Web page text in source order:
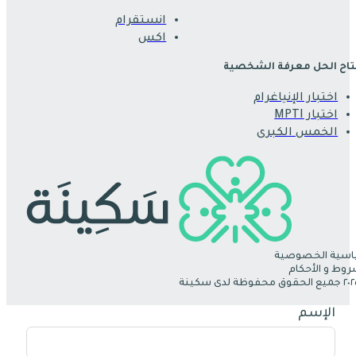
انستقرام
اكس
الحل معرفة الشخصية
اختبار الإنياغرام
اختبار MPTI
الخمس الكبرى
الخصوصية
و الأحكام
الإسم